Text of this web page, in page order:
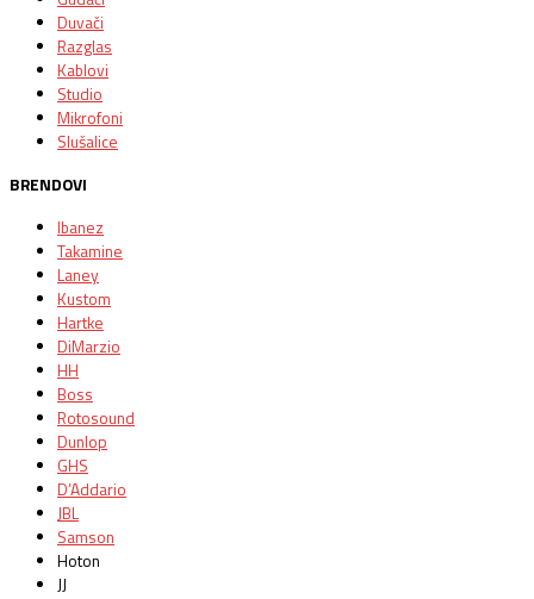
Duvači
Razglas
Kablovi
Studio
Mikrofoni
Slušalice
BRENDOVI
Ibanez
Takamine
Laney
Kustom
Hartke
DiMarzio
HH
Boss
Rotosound
Dunlop
GHS
D’Addario
JBL
Samson
Hoton
JJ